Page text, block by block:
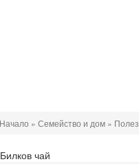
Начало » Семейство и дом »